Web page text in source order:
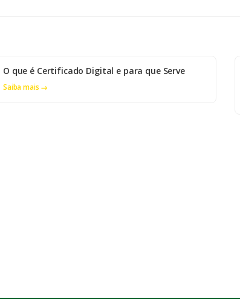
O que é Certificado Digital e para que Serve
Saiba mais →